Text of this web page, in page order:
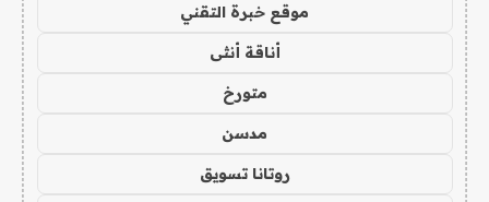
موقع خبرة التقني
أناقة أنثى
متورخ
مدسن
روتانا تسويق